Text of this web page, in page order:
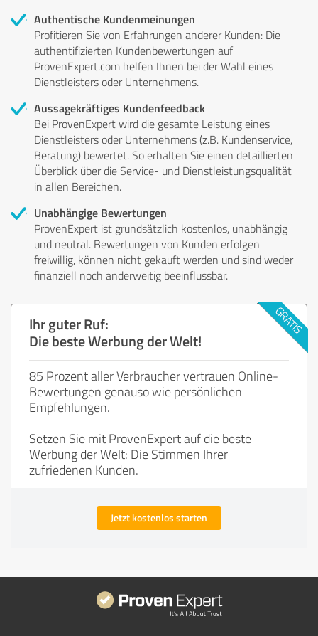
Authentische Kundenmeinungen
Profitieren Sie von Erfahrungen anderer Kunden: Die
authentifizierten Kundenbewertungen auf
ProvenExpert.com helfen Ihnen bei der Wahl eines
Dienstleisters oder Unternehmens.
Aussagekräftiges Kundenfeedback
Bei ProvenExpert wird die gesamte Leistung eines
Dienstleisters oder Unternehmens (z.B. Kundenservice,
Beratung) bewertet. So erhalten Sie einen detaillierten
Überblick über die Service- und Dienstleistungsqualität
in allen Bereichen.
Unabhängige Bewertungen
ProvenExpert ist grundsätzlich kostenlos, unabhängig
und neutral. Bewertungen von Kunden erfolgen
freiwillig, können nicht gekauft werden und sind weder
finanziell noch anderweitig beeinflussbar.
Ihr guter Ruf:
Die beste Werbung der Welt!
85 Prozent aller Verbraucher vertrauen Online-
Bewertungen genauso wie persönlichen
Empfehlungen.
Setzen Sie mit ProvenExpert auf die beste
Werbung der Welt: Die Stimmen Ihrer
zufriedenen Kunden.
Jetzt kostenlos starten